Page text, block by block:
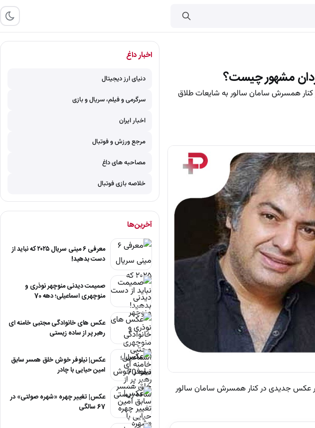
مشهور چیست؟
کنار همسرش سامان سالور به شایعات طلاق
عکس جدیدی در کنار همسرش سامان سالور
اخبار داغ
دنیای ارز دیجیتال
سرگرمی و فیلم، سریال و بازی
اخبار ایران
مرجع ورزش و فوتبال
مصاحبه های داغ
خلاصه بازی فوتبال
آخرین‌ها
معرفی ۶ مینی سریال ۲۰۲۵ که نباید از
دست بدهید!
صمیمت دیدنی منوچهر نوذری و
منوچهری اسماعیلی؛ دهه 70
عکس های خانوادگی مجتبی خامنه ای
رهبر پر از ساده زیستی
عکس| نیلوفر خوش خلق همسر سابق
امین حیایی با چادر
عکس| تغییر چهره «شهره صولتی» در
67 سالگی